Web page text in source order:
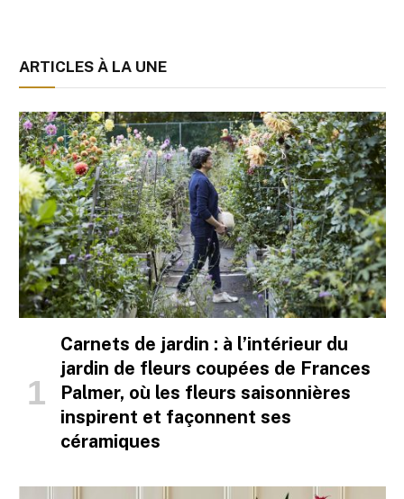
ARTICLES À LA UNE
Carnets de jardin : à l’intérieur du
jardin de fleurs coupées de Frances
Palmer, où les fleurs saisonnières
inspirent et façonnent ses
céramiques